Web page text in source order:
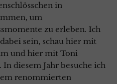
in
um
zu erleben. Ich
sein, schau hier mit
und hier mit Toni
diesem Jahr besuche ich
renommierten